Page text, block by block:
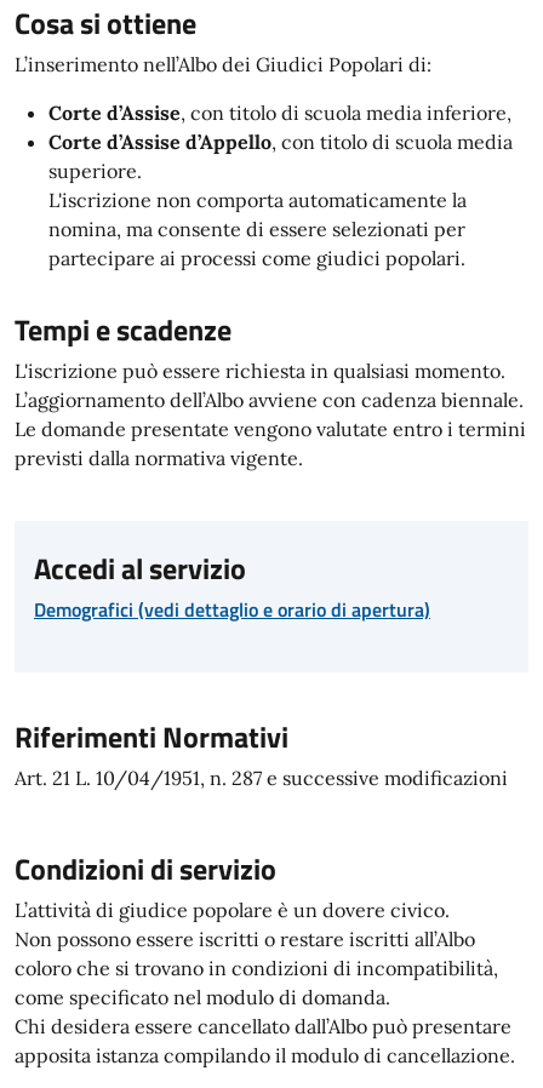
Cosa si ottiene
L’inserimento nell’Albo dei Giudici Popolari di:
Corte d’Assise, con titolo di scuola media inferiore,
Corte d’Assise d’Appello, con titolo di scuola media
superiore.
L'iscrizione non comporta automaticamente la
nomina, ma consente di essere selezionati per
partecipare ai processi come giudici popolari.
Tempi e scadenze
L'iscrizione può essere richiesta in qualsiasi momento.
L’aggiornamento dell’Albo avviene con cadenza biennale.
Le domande presentate vengono valutate entro i termini
previsti dalla normativa vigente.
Accedi al servizio
Demografici (vedi dettaglio e orario di apertura)
Riferimenti Normativi
Art. 21 L. 10/04/1951, n. 287 e successive modificazioni
Condizioni di servizio
L’attività di giudice popolare è un dovere civico.
Non possono essere iscritti o restare iscritti all’Albo
coloro che si trovano in condizioni di incompatibilità,
come specificato nel modulo di domanda.
Chi desidera essere cancellato dall’Albo può presentare
apposita istanza compilando il modulo di cancellazione.